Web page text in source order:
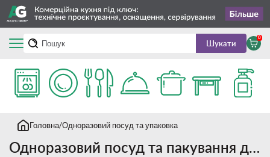
Шукати
0
Головна Одноразовий посуд та упаковка
Одноразовий посуд та пакування для HoReCa